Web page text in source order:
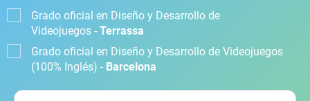
Grado oficial en Diseño y Desarrollo de
Videojuegos - Terrassa
Grado oficial en Diseño y Desarrollo de Videojuegos
(100% Inglés) - Barcelona